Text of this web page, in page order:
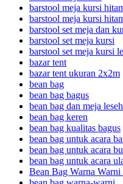
barstool meja kursi
barstool meja kursi
barstool set meja dan
barstool set meja kursi
barstool set meja kursi
bazar tent
bazar tent ukuran 2x2m
bean bag
bean bag bagus
bean bag dan meja
bean bag keren
bean bag kualitas bagus
bean bag untuk acara
bean bag untuk acara
bean bag untuk acara
Bean Bag Warna